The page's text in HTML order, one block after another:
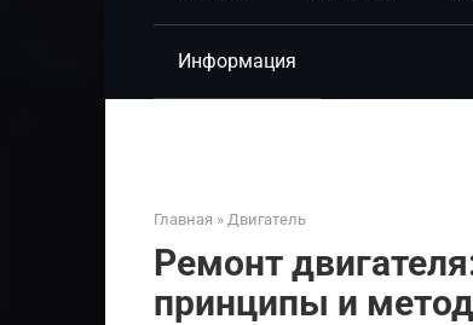
Информация
Главная » Двигатель
Ремонт
принципы и